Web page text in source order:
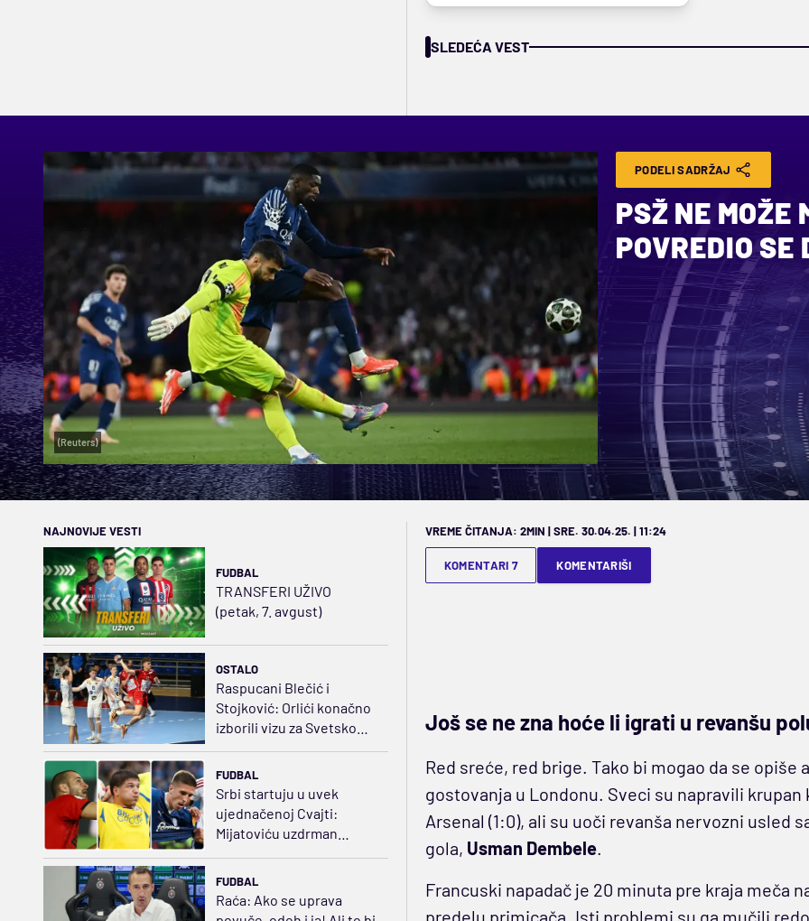
SLEDEĆA VEST
(Reuters)
PODELI SADRŽAJ
PSŽ NE MOŽE
POVREDIO SE
NAJNOVIJE VESTI
FUDBAL
TRANSFERI UŽIVO
(petak, 7. avgust)
OSTALO
Raspucani Blečić i
Stojković: Orlići konačno
izborili vizu za Svetsko
FUDBAL
Srbi startuju u uvek
ujednačenoj Cvajti:
Mijatoviću uzdrman
FUDBAL
Raća: Ako se uprava
VREME ČITANJA: 2MIN | SRE. 30.04.25. | 11:24
KOMENTARI 7 KOMENTARIŠI
Još se ne zna hoće li igrati u revanšu
Red sreće, red brige. Tako bi mogao da se
gostovanja u Londonu. Sveci su napravili
Arsenal (1:0), ali su uoči revanša nervozni usled
gola, Usman Dembele.
Francuski napadač je 20 minuta pre kraja meča
predelu primicača. Isti problemi su ga mučili